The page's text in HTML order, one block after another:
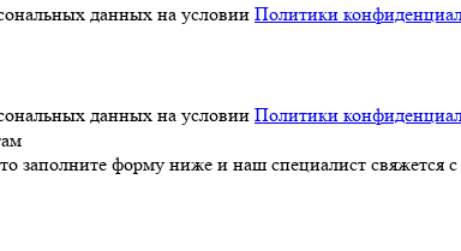
данных на условии Политики
данных на условии Политики
заполните форму ниже и наш специалист